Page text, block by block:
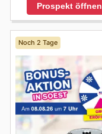
Prospekt öffnen
Noch 2 Tage